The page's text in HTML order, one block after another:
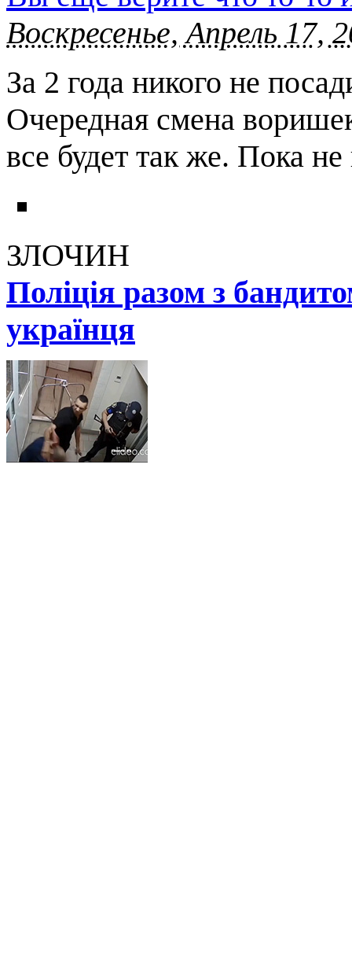
Воскресенье, Апрель 17,
За 2 года никого не
Очередная смена
все будет так же. Пока
ЗЛОЧИН
Поліція разом з
українця